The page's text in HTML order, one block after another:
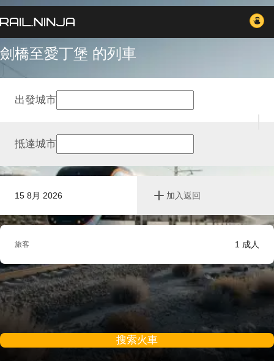
劍橋至愛丁堡 的列車
15 8月 2026 加入返回
出發城市
抵達城市
旅客 1 成人
搜索火車